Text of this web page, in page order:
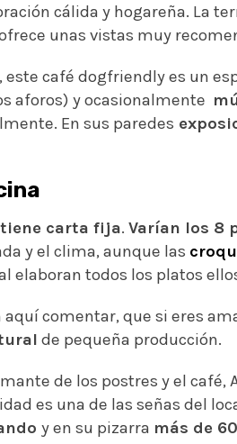
cálida y hogareña. La
unas vistas muy
este café dogfriendly es un
aforos) y ocasionalmente
En sus paredes
carta fija. Varían los 8
y el clima, aunque las
elaboran todos los platos
aquí comentar, que si eres
de pequeña producción.
de los postres y el
es una de las señas del
y en su pizarra más de